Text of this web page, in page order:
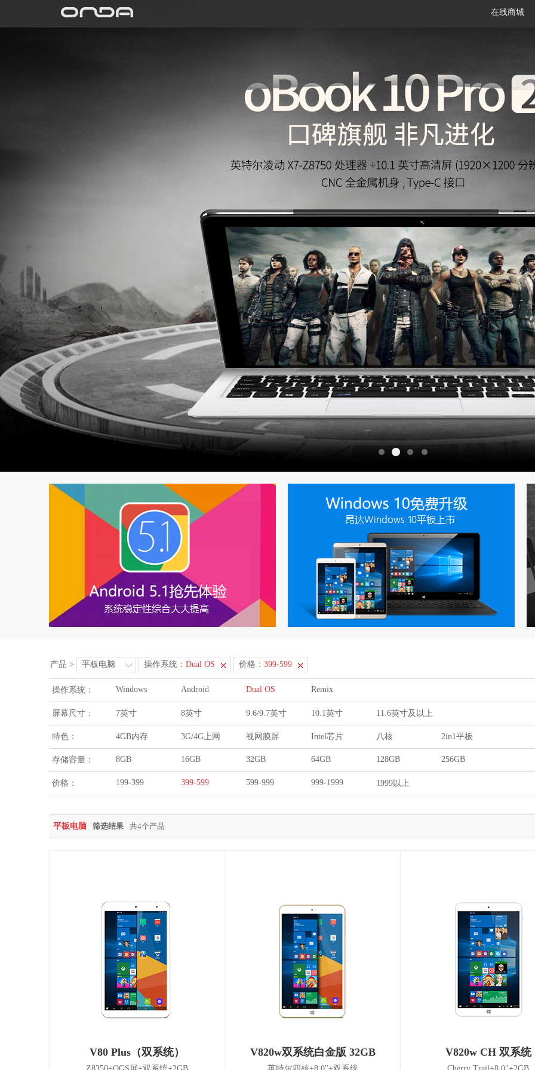
在线商城
笔记本 平板电脑 一体机
产品 > 平板电脑 操作系统： Dual OS 价格： 399-599
操作系统： Windows Android Dual OS Remix
屏幕尺寸： 7英寸 8英寸 9.6/9.7英寸 10.1英寸 11.6英寸及以上
特色： 4GB内存 3G/4G上网 视网膜屏 Intel芯片 八核 2in1平板
存储容量： 8GB 16GB 32GB 64GB 128GB 256GB
价格： 199-399 399-599 599-999 999-1999 1999以上
平板电脑 筛选结果 共4个产品
V80 Plus（双系统） V820w双系统白金版 32GB V820w CH 双系统